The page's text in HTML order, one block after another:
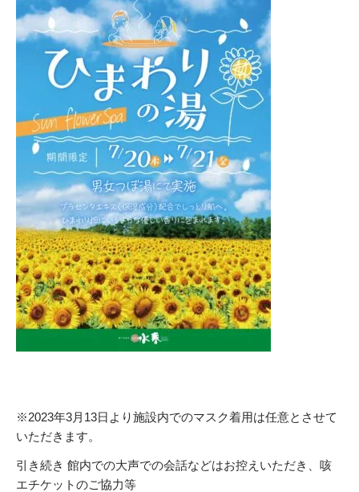
※2023年3月13日より施設内でのマスク着用は任意とさせて
いただきます。
引き続き 館内での大声での会話などはお控えいただき、咳
エチケットのご協力等